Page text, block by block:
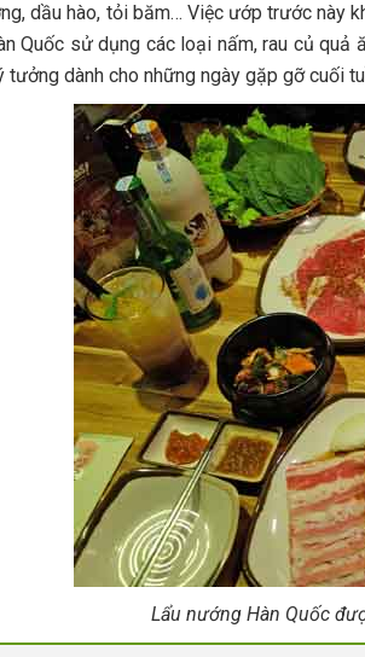
dầu hào, tỏi băm… Việc ướp trước này
Quốc sử dụng các loại nấm, rau củ
tưởng dành cho những ngày gặp gỡ cuối
Lẩu nướng Hàn Quốc